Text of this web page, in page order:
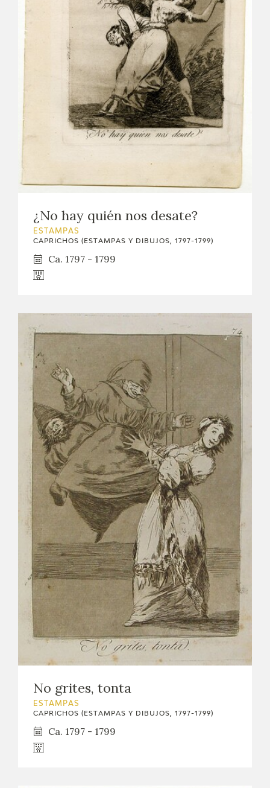
¿No hay quién nos desate?
ESTAMPAS
CAPRICHOS (ESTAMPAS Y DIBUJOS, 1797-1799)
Ca. 1797 - 1799
No grites, tonta
ESTAMPAS
CAPRICHOS (ESTAMPAS Y DIBUJOS, 1797-1799)
Ca. 1797 - 1799